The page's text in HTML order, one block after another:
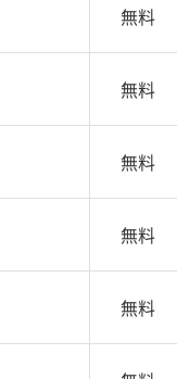
無料
無料
無料
無料
無料